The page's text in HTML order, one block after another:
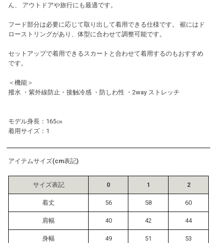
ん、 アウトドアや旅行にも最適です。
フード部分は必要に応じて取り出して着用できる仕様です。 裾にはド
ローストリングがあり、体型に合わせて調整可能です。
セットアップで着用できるスカートと合わせて着用するのもおすすめ
です。
＜機能＞
撥水 ・紫外線防止・接触冷感 ・防しわ性 ・2way ストレッチ
モデル身長：165㎝
着用サイズ：1
アイテムサイズ(cm表記)
サイズ表記 0 1 2
着丈 56 58 60
肩幅 40 42 44
身幅 49 51 53